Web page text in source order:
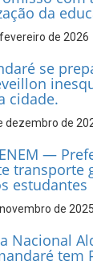
fevereiro de 2026
Frevo:
em
de 2026
de
apoio aos
de
de 2026
de
diálogo e